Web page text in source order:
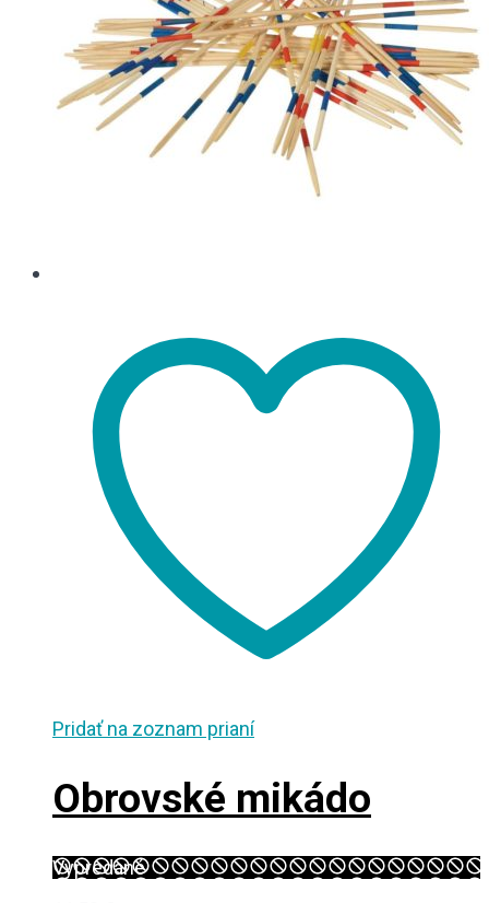
Pridať na zoznam prianí
Obrovské mikádo
Vypredané